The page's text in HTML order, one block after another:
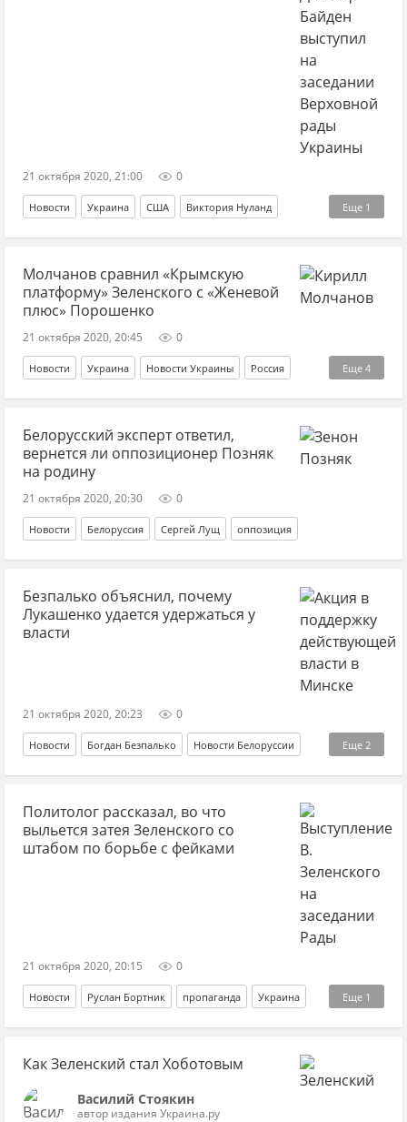
21 октября 2020, 21:00 0
Еще 1
Новости Украина США Виктория Нуланд
Джо Байден
Молчанов сравнил «Крымскую
платформу» Зеленского с «Женевой
плюс» Порошенко
21 октября 2020, 20:45 0
Еще 4
Новости Украина Новости Украины Россия
Крым Кирилл Молчанов Владимир Зеленский
Петр Порошенко*
Белорусский эксперт ответил,
вернется ли оппозиционер Позняк
на родину
21 октября 2020, 20:30 0
Новости Белоруссия Сергей Лущ оппозиция
Безпалько объяснил, почему
Лукашенко удается удержаться у
власти
21 октября 2020, 20:23 0
Еще 2
Новости Богдан Безпалько Новости Белоруссии
власть Александр Лукашенко
Политолог рассказал, во что
выльется затея Зеленского со
штабом по борьбе с фейками
21 октября 2020, 20:15 0
Еще 1
Новости Руслан Бортник пропаганда Украина
фейк
Как Зеленский стал Хоботовым
Василий Стоякин
автор издания Украина.ру